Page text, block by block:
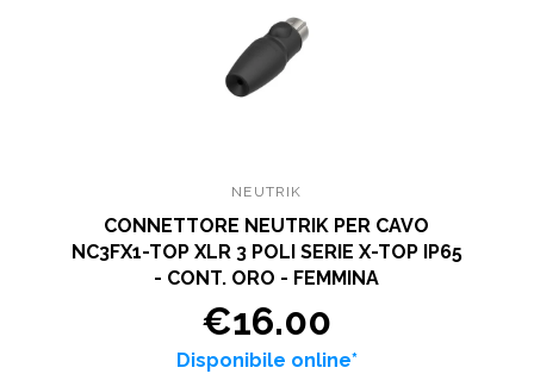
NEUTRIK
CONNETTORE NEUTRIK PER CAVO
NC3FX1-TOP XLR 3 POLI SERIE X-TOP IP65
- CONT. ORO - FEMMINA
€16.00
Disponibile online*